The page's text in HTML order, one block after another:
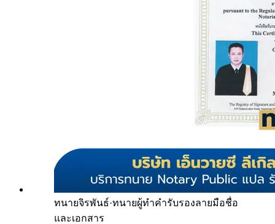
ทนายจิรพันธ์·ทนายผู้ทำคำรับรองลายมือชื่อ
และเอกสาร